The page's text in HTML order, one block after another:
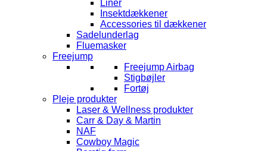
Liner
Insektdækkener
Accessories til dækkener
Sadelunderlag
Fluemasker
Freejump
Freejump Airbag
Stigbøjler
Fortøj
Pleje produkter
Laser & Wellness produkter
Carr & Day & Martin
NAF
Cowboy Magic